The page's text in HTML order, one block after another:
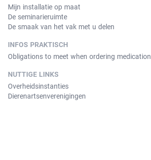
Mijn installatie op maat
De seminarieruimte
De smaak van het vak met u delen
INFOS PRAKTISCH
Obligations to meet when ordering medication
NUTTIGE LINKS
Overheidsinstanties
Dierenartsenverenigingen